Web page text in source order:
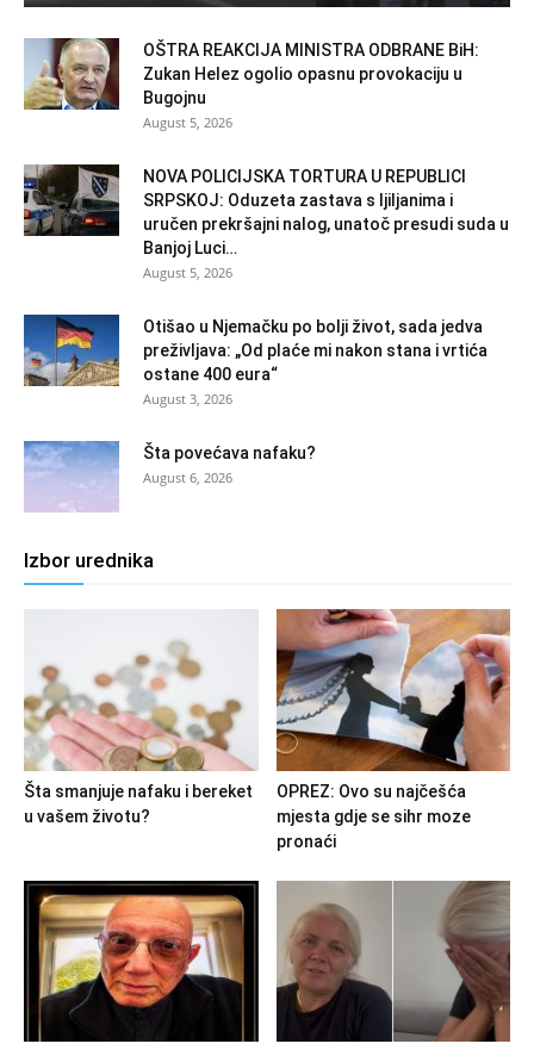
OŠTRA REAKCIJA MINISTRA ODBRANE BiH:
Zukan Helez ogolio opasnu provokaciju u
Bugojnu
August 5, 2026
NOVA POLICIJSKA TORTURA U REPUBLICI
SRPSKOJ: Oduzeta zastava s ljiljanima i
uručen prekršajni nalog, unatoč presudi suda u
Banjoj Luci…
August 5, 2026
Otišao u Njemačku po bolji život, sada jedva
preživljava: „Od plaće mi nakon stana i vrtića
ostane 400 eura“
August 3, 2026
Šta povećava nafaku?
August 6, 2026
Izbor urednika
Šta smanjuje nafaku i bereket
u vašem životu?
OPREZ: Ovo su najčešća
mjesta gdje se sihr moze
pronaći